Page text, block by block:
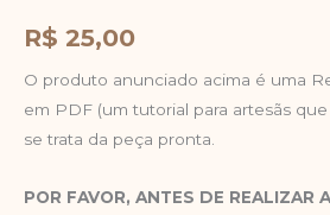
R$ 25,00
O produto anunciado acima é uma
em PDF (um tutorial para artesãs
se trata da peça pronta.
POR FAVOR, ANTES DE REALIZAR
quantidade